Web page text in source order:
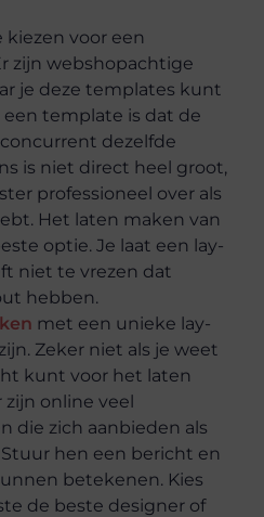
kiezen voor een
zijn webshopachtige
je deze templates kunt
template is dat de
dezelfde
is niet direct heel groot,
professioneel over als
Het laten maken van
optie. Je laat een lay-
niet te vrezen dat
hebben.
met een unieke lay-
Zeker niet als je weet
kunt voor het laten
zijn online veel
die zich aanbieden als
hen een bericht en
betekenen. Kies
de beste designer of